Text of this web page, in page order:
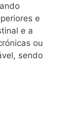
e
e a
ou
sendo